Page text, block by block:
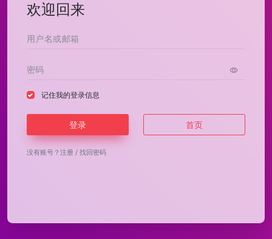
欢迎回来
记住我的登录信息
登录 首页
没有账号？ 注册 / 找回密码